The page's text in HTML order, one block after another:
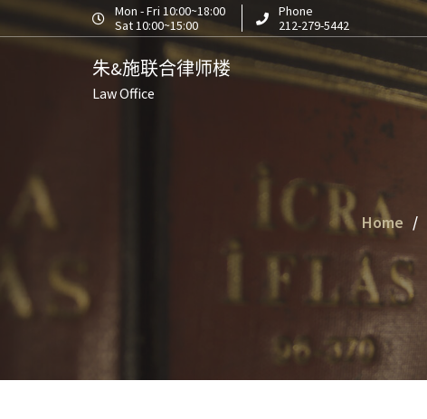
k
Mon - Fri 10:00~18:00
Sat 10:00~15:00
Phone
212-279-5442
朱&施联合律师楼
Law Office
Home